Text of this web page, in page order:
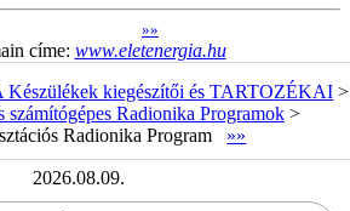
»»
címe: www.eletenergia.hu
kiegészítői és TARTOZÉKAI >
számítógépes Radionika Programok>
Radionika Program
»»
2026.08.09.